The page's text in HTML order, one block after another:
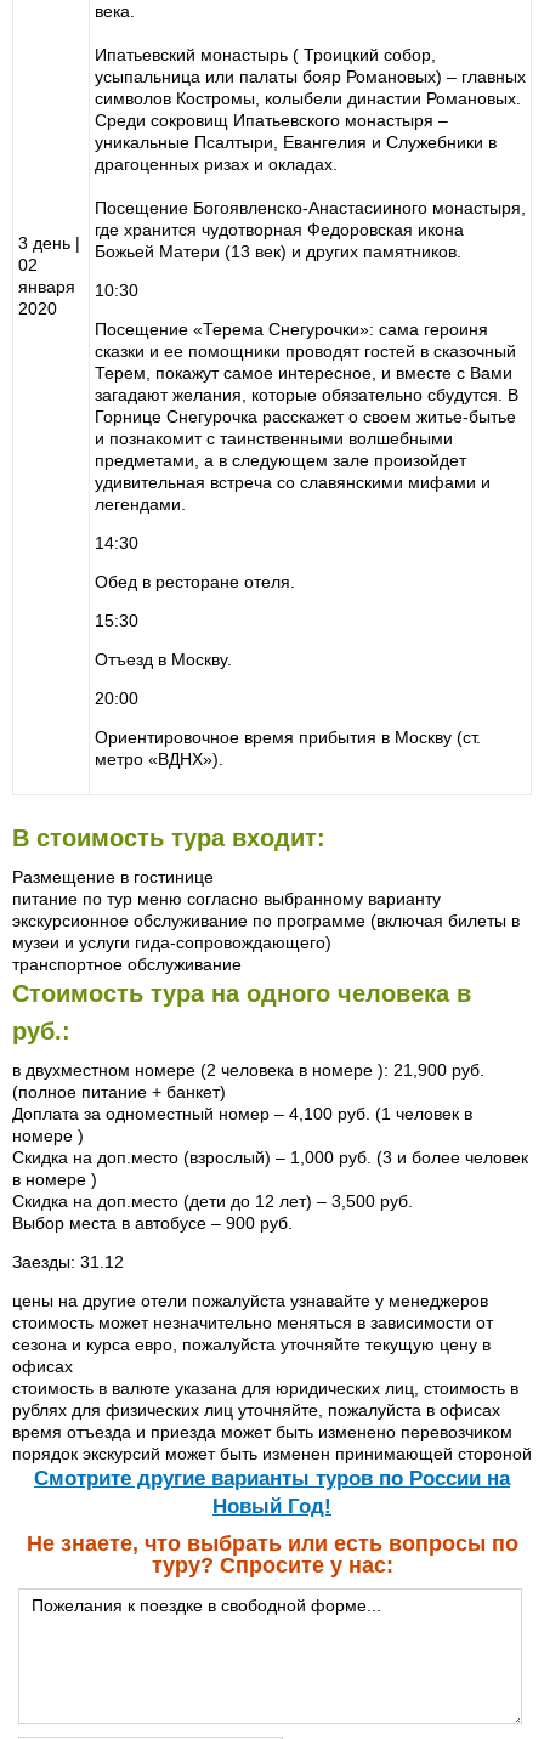
3 день |
02
января
2020
века.
Ипатьевский монастырь ( Троицкий собор,
усыпальница или палаты бояр Романовых) – главных
символов Костромы, колыбели династии Романовых.
Среди сокровищ Ипатьевского монастыря –
уникальные Псалтыри, Евангелия и Служебники в
драгоценных ризах и окладах.
Посещение Богоявленско-Анастасииного монастыря,
где хранится чудотворная Федоровская икона
Божьей Матери (13 век) и других памятников.
10:30
Посещение «Терема Снегурочки»: сама героиня
сказки и ее помощники проводят гостей в сказочный
Терем, покажут самое интересное, и вместе с Вами
загадают желания, которые обязательно сбудутся. В
Горнице Снегурочка расскажет о своем житье-бытье
и познакомит с таинственными волшебными
предметами, а в следующем зале произойдет
удивительная встреча со славянскими мифами и
легендами.
14:30
Обед в ресторане отеля.
15:30
Отъезд в Москву.
20:00
Ориентировочное время прибытия в Москву (ст.
метро «ВДНХ»).
В стоимость тура входит:
Размещение в гостинице
питание по тур меню согласно выбранному варианту
экскурсионное обслуживание по программе (включая билеты в
музеи и услуги гида-сопровождающего)
транспортное обслуживание
Стоимость тура на одного человека в
руб.:
в двухместном номере (2 человека в номере ): 21,900 руб.
(полное питание + банкет)
Доплата за одноместный номер – 4,100 руб. (1 человек в
номере )
Скидка на доп.место (взрослый) – 1,000 руб. (3 и более человек
в номере )
Скидка на доп.место (дети до 12 лет) – 3,500 руб.
Выбор места в автобусе – 900 руб.
Заезды: 31.12
цены на другие отели пожалуйста узнавайте у менеджеров
стоимость может незначительно меняться в зависимости от
сезона и курса евро, пожалуйста уточняйте текущую цену в
офисах
стоимость в валюте указана для юридических лиц, стоимость в
рублях для физических лиц уточняйте, пожалуйста в офисах
время отъезда и приезда может быть изменено перевозчиком
порядок экскурсий может быть изменен принимающей стороной
Cмотрите другие варианты туров по России на
Новый Год!
Не знаете, что выбрать или есть вопросы по
туру? Спросите у нас: